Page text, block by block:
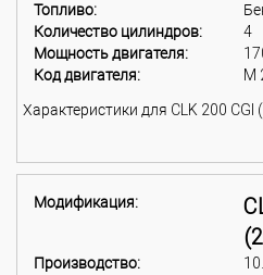
Топливо:
Количество цилиндров:
4
Мощность двигателя:
Код двигателя:
M
Характеристики для CLK 200
Модификация:
Производство: